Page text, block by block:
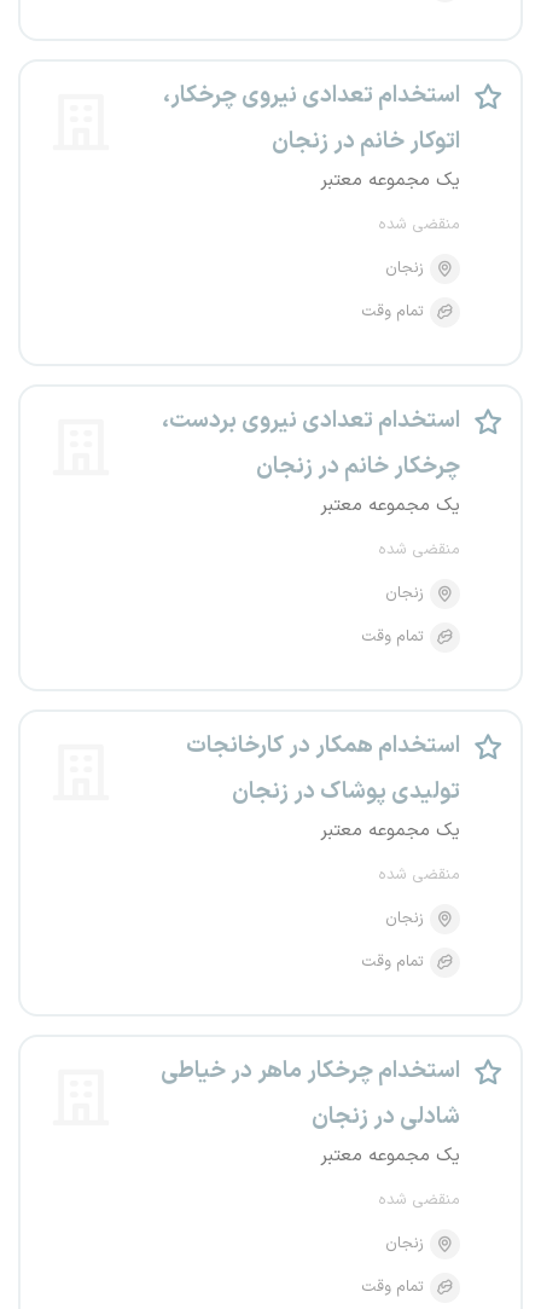
استخدام تعدادی نیروی چرخکار،
اتوکار خانم در زنجان
یک مجموعه معتبر
منقضی شده
زنجان
تمام وقت
استخدام تعدادی نیروی بردست،
چرخکار خانم در زنجان
یک مجموعه معتبر
منقضی شده
زنجان
تمام وقت
استخدام همکار در کارخانجات
تولیدی پوشاک در زنجان
یک مجموعه معتبر
منقضی شده
زنجان
تمام وقت
استخدام چرخکار ماهر در خیاطی
شادلی در زنجان
یک مجموعه معتبر
منقضی شده
زنجان
تمام وقت